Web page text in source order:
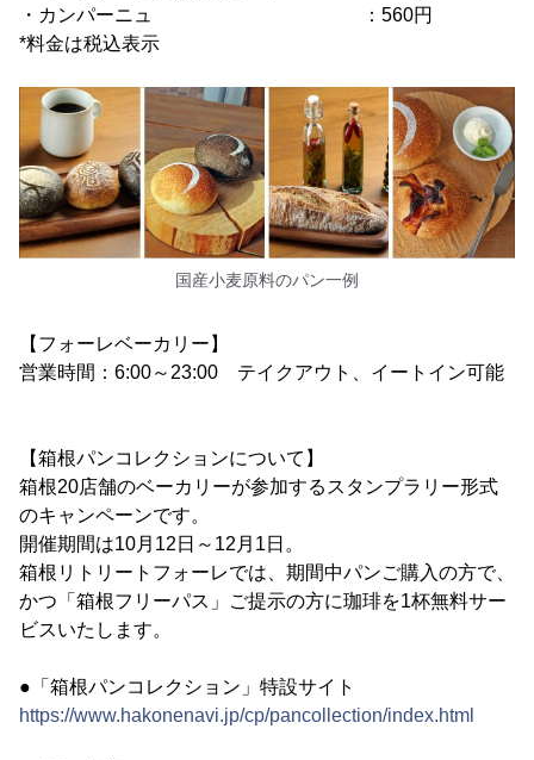
・カンパーニュ ：560円
*料金は税込表示
国産小麦原料のパン一例
【フォーレベーカリー】
営業時間：6:00～23:00 テイクアウト、イートイン可能
【箱根パンコレクションについて】
箱根20店舗のベーカリーが参加するスタンプラリー形式
のキャンペーンです。
開催期間は10月12日～12月1日。
箱根リトリートフォーレでは、期間中パンご購入の方で、
かつ「箱根フリーパス」ご提示の方に珈琲を1杯無料サー
ビスいたします。
●「箱根パンコレクション」特設サイト
https://www.hakonenavi.jp/cp/pancollection/index.html